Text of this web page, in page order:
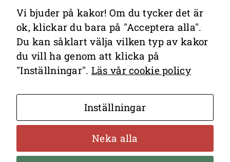
av undervisningen och elevernas
lärande.
Kontakta redaktionen
Hantering av personuppgifter
Vi bjuder på kakor! Om du tycker det är
ok, klickar du bara på "Acceptera alla".
Du kan såklart välja vilken typ av kakor
du vill ha genom att klicka på
"Inställningar". Läs vår cookie policy
Inställningar
Neka alla
Statistik
För att vi ska
kunna
förbättra
webbplatsens
uppbyggnad,
baserat på
hur
webbplatsen